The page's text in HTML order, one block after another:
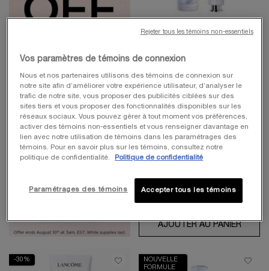
SÉRUM CLARIFIQUE
DE TEXTURE
Plus qu'un sérum, un soin anti-
taches & illuminateur ciblé
4.4 (24)
Choix de Taille
Old price
160,00 $ New price
112,00 $
AJOUTER AU PANIER
-30%
NOUVELLE
FORMULE
Vos paramètres de témoins de connexion
Nous et nos partenaires utilisons des témoins de connexion sur
notre site afin d’améliorer votre expérience utilisateur, d’analyser le
trafic de notre site, vous proposer des publicités ciblées sur des
sites tiers et vous proposer des fonctionnalités disponibles sur les
réseaux sociaux. Vous pouvez gérer à tout moment vos préférences,
activer des témoins non-essentiels et vous renseigner davantage en
lien avec notre utilisation de témoins dans les paramétrages des
témoins. Pour en savoir plus sur les témoins, consultez notre
politique de confidentialité.
Politique de confidentialité
Accepter tous les témoins
Paramétrages des témoins
Rejeter tous les témoins non-essentiels